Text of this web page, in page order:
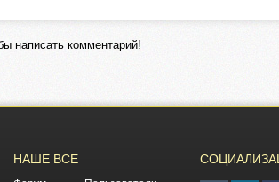
написать комментарий!
НАШЕ ВСЕ